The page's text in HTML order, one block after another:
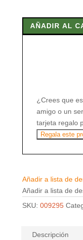
PIEL
cantidad
AÑADIR AL
¿Crees que
amigo o un
tarjeta regalo
Regala este
Añadir a lista de
Añadir a lista de
SKU: 009295
Descripción